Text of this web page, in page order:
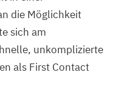
die Möglichkeit
sich am
unkomplizierte
als First Contact